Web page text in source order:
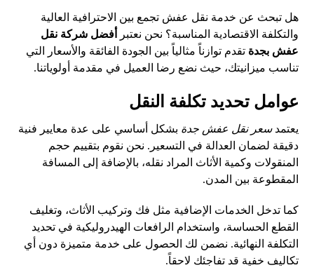
هل تبحث عن خدمة نقل عفش تجمع بين الاحترافية العالية
والتكلفة الاقتصادية المناسبة؟ نحن نعتبر
أفضل شركة نقل
عفش بجدة تقدم توازناً مثالياً بين الجودة الفائقة والأسعار التي
تناسب ميزانيتك، حيث نضع رضا العميل في مقدمة أولوياتنا.
عوامل تحديد تكلفة النقل
يعتمدسعر نقل عفش جدة بشكل أساسي على عدة معايير فنية
دقيقة لضمان العدالة في التسعير. نحن نقوم بتقييم حجم
المنقولات وكمية الأثاث المراد نقله، بالإضافة إلى المسافة
المقطوعة بين المدن.
كما تدخل الخدمات الإضافية مثل فك وتركيب الأثاث، وتغليف
القطع الحساسة، واستخدام الرافعات الهيدروليكية في تحديد
التكلفة النهائية. نضمن لك الحصول على خدمة متميزة دون أي
تكاليف خفية قد تفاجئك لاحقاً.